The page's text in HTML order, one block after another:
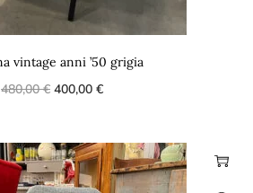
vintage anni ’50 grigia
480,00€ 400,00 €